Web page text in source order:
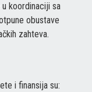
koordinaciji sa
obustave
zahteva.
i finansija su: